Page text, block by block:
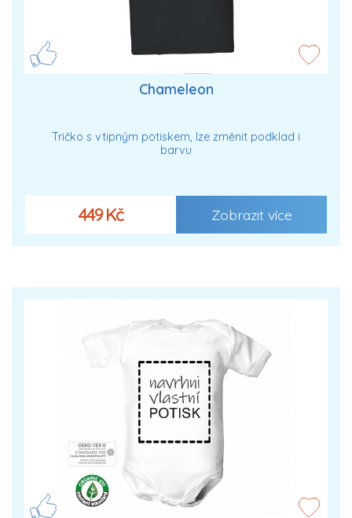
Chameleon
Tričko s vtipným potiskem, lze změnit podklad i
barvu
449 Kč Zobrazit více